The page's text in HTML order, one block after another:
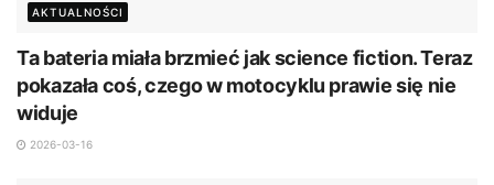
AKTUALNOŚCI
Ta bateria miała brzmieć jak science fiction. Teraz
pokazała coś, czego w motocyklu prawie się nie
widuje
2026-03-16